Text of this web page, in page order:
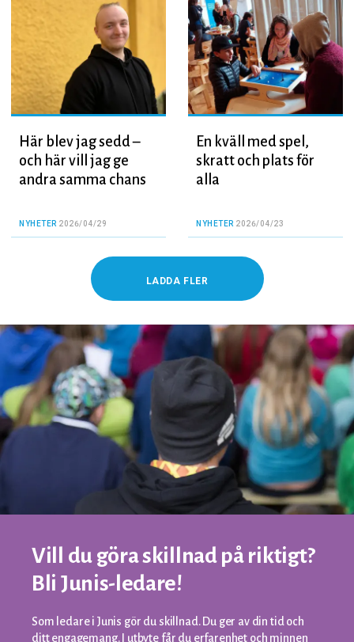
Här blev jag sedd –
och här vill jag ge
andra samma chans
NYHETER 2026/04/29
En kväll med spel,
skratt och plats för
alla
NYHETER 2026/04/23
LADDA FLER
Vill du göra skillnad på riktigt?
Bli Junis-ledare!
Som ledare i Junis gör du skillnad. Du ger av din tid och
ditt engagemang. I utbyte får du erfarenhet och minnen